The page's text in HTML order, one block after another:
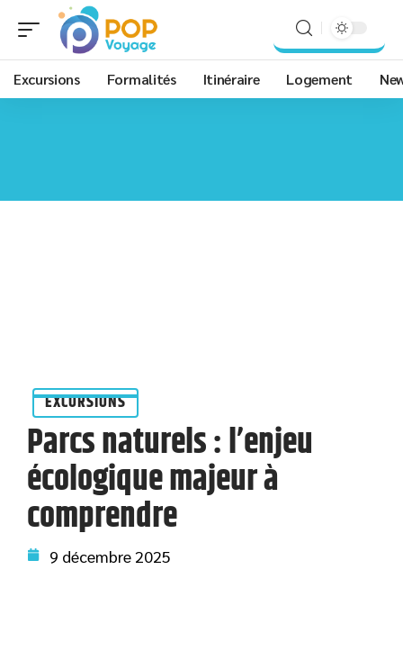
Excursions Formalités Itinéraire Logement
EXCURSIONS
Parcs naturels : l’enjeu
écologique majeur à
comprendre
9 décembre 2025